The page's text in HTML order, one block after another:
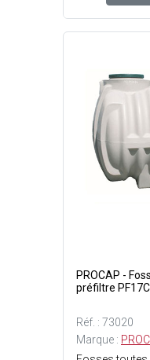
PROCAP -
préfiltre
Réf. : 73020
Marque :